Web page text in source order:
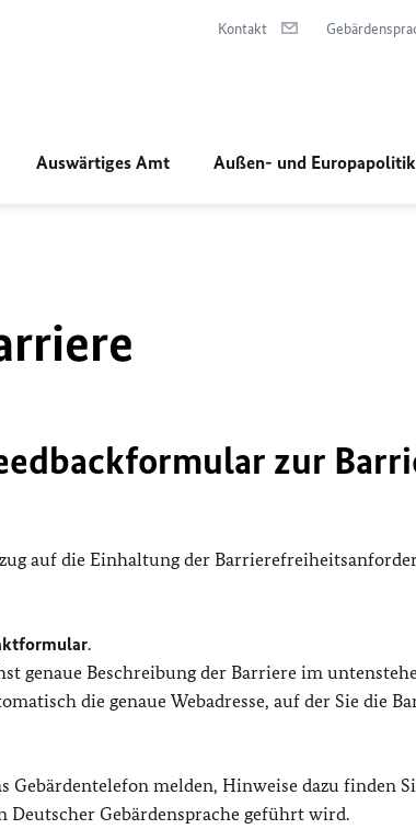
Kontakt
Auswärtiges Amt Außen- und Europapolitik
zur
auf die Einhaltung der
.
genaue Beschreibung der Barriere im
die genaue Webadresse, auf der Sie die
Gebärdentelefon melden, Hinweise dazu finden
Deutscher Gebärdensprache geführt wird.